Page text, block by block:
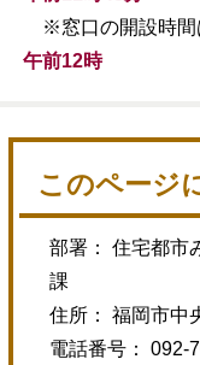
※窓口の開設時間
午前12時
このページ
部署： 住宅都市
課
住所： 福岡市中
電話番号： 092-